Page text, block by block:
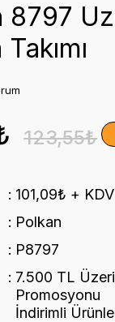
8797
123,55₺
101,09₺ + KDV
Polkan
P8797
7.500 TL
Promosyonu
İndirimli